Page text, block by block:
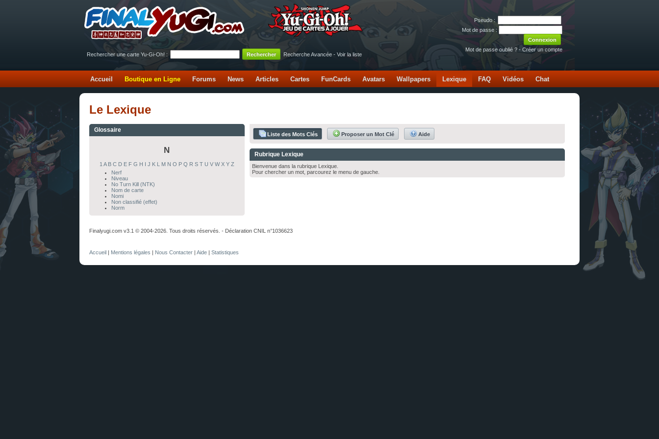
Pseudo :
Mot de passe :
Mot de passe oublié ? - Créer un compte
Rechercher une carte Yu-Gi-Oh! :
Recherche Avancée - Voir la liste
Accueil Boutique en Ligne Forums News Articles Cartes FunCards Avatars Wallpapers Lexique FAQ Vidéos Chat
Le Lexique
Glossaire
N
1 A B C D E F G H J K M N O P Q R S T U V W X Y Z
Nerf
Niveau
No Turn Kill (NTK)
Nom de carte
Nomi
Non classifié (effet)
Norm
Liste des Mots Clés Proposer un Mot Clé Aide
Rubrique Lexique
Bienvenue dans la rubrique Lexique.
Pour chercher un mot, parcourez le menu de gauche.
Finalyugi.com v3.1 © 2004-2026. Tous droits réservés. - Déclaration CNIL n°1036623
Accueil Mentions légales Nous Contacter Aide Statistiques